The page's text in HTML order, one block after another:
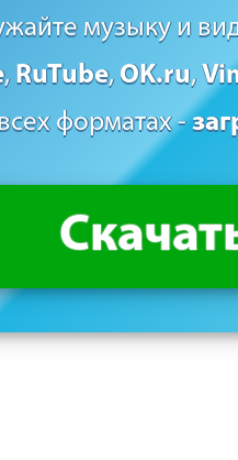
музыку и
, RuTube, OK.ru,
форматах -